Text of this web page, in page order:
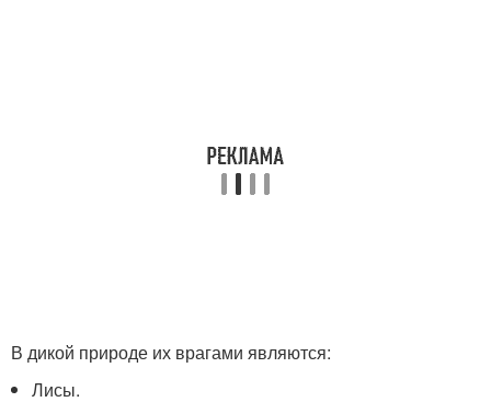
В дикой природе их врагами являются:
Лисы.